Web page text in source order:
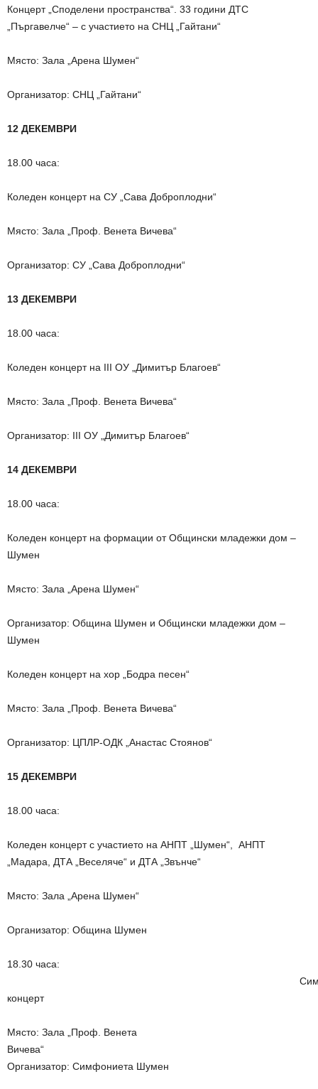
Концерт „Споделени пространства“. 33 години ДТС
„Пъргавелче“ – с участието на СНЦ „Гайтани“
Място: Зала „Арена Шумен“
Организатор: СНЦ „Гайтани“
12 ДЕКЕМВРИ
18.00 часа:
Коледен концерт на СУ „Сава Доброплодни“
Място: Зала „Проф. Венета Вичева“
Организатор: СУ „Сава Доброплодни“
13 ДЕКЕМВРИ
18.00 часа:
Коледен концерт на III ОУ „Димитър Благоев“
Място: Зала „Проф. Венета Вичева“
Организатор: III ОУ „Димитър Благоев“
14 ДЕКЕМВРИ
18.00 часа:
Коледен концерт на формации от Общински младежки дом –
Шумен
Място: Зала „Арена Шумен“
Организатор: Община Шумен и Общински младежки дом –
Шумен
Коледен концерт на хор „Бодра песен“
Място: Зала „Проф. Венета Вичева“
Организатор: ЦПЛР-ОДК „Анастас Стоянов“
15 ДЕКЕМВРИ
18.00 часа:
Коледен концерт с участието на АНПТ „Шумен“, АНПТ
„Мадара, ДТА „Веселяче“ и ДТА „Звънче“
Място: Зала „Арена Шумен“
Организатор: Община Шумен
18.30 часа:
концерт
Място: Зала „Проф. Венета
Вичева“
Организатор: Симфониета Шумен